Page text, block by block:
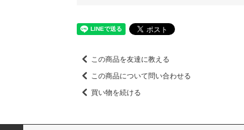
この商品を友達に教える
この商品について問い合わせる
買い物を続ける